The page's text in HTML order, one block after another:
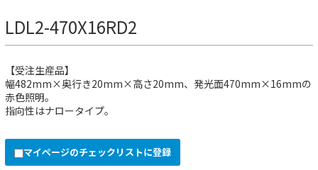
LDL2-470X16RD2
【受注生産品】
幅482mm×奥行き20mm×高さ20mm、発光面470mm×16mmの
赤色照明。
指向性はナロータイプ。
マイページのチェックリストに登録